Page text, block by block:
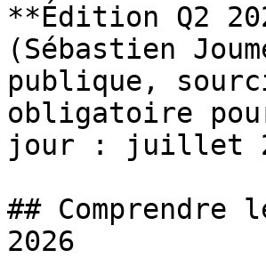
**Édition Q2
(Sébastien
publique,
obligatoire
jour : juillet
## Comprendre
2026